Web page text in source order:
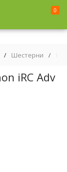
0
/ Шестерни /
iRC Adv